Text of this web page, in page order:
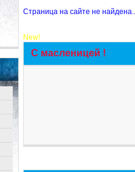
Страница на сайте не
New!
С масленицей !